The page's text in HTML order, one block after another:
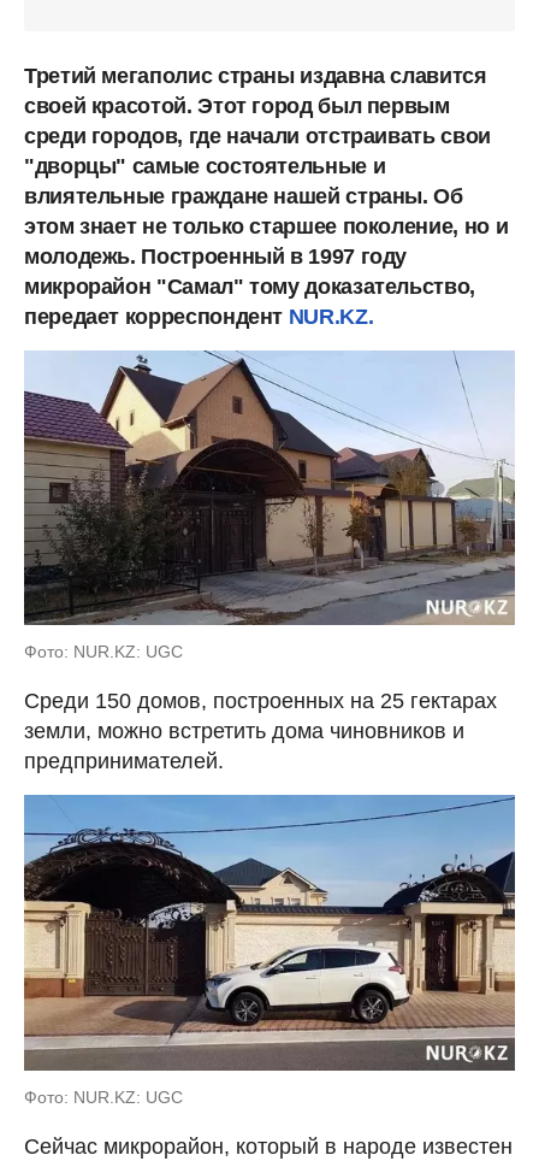
Третий мегаполис страны издавна славится
своей красотой. Этот город был первым
среди городов, где начали отстраивать свои
"дворцы" самые состоятельные и
влиятельные граждане нашей страны. Об
этом знает не только старшее поколение, но и
молодежь. Построенный в 1997 году
микрорайон "Самал" тому доказательство,
передает корреспондент NUR.KZ.
Фото: NUR.KZ: UGC
Среди 150 домов, построенных на 25 гектарах
земли, можно встретить дома чиновников и
предпринимателей.
Фото: NUR.KZ: UGC
Сейчас микрорайон, который в народе известен